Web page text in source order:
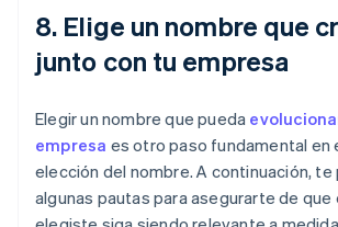
8. Elige un nombre que
junto con tu empresa
Elegir un nombre que pueda
empresa es otro paso fundamental en
elección del nombre. A continuación,
algunas pautas para asegurarte de que